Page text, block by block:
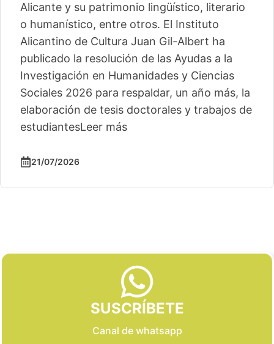
Alicante y su patrimonio lingüístico, literario
o humanístico, entre otros. El Instituto
Alicantino de Cultura Juan Gil-Albert ha
publicado la resolución de las Ayudas a la
Investigación en Humanidades y Ciencias
Sociales 2026 para respaldar, un año más, la
elaboración de tesis doctorales y trabajos de
estudiantesLeer más
21/07/2026
SUSCRÍBETE
Canal de whatsapp